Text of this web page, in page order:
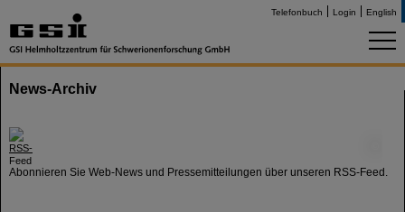
Telefonbuch Login English
News-Archiv
Abonnieren Sie Web-News und Pressemitteilungen über unseren RSS-Feed.